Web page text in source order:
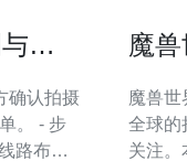
拍
确认拍摄
。 - 步
路布置
魔
魔兽
全球的
关注。